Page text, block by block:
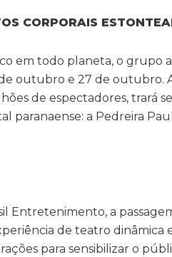
CORPORAIS
em todo planeta, o grupo
outubro e 27 de outubro.
de espectadores, trará
paranaense: a Pedreira
Entretenimento, a
de teatro dinâmica
para sensibilizar o